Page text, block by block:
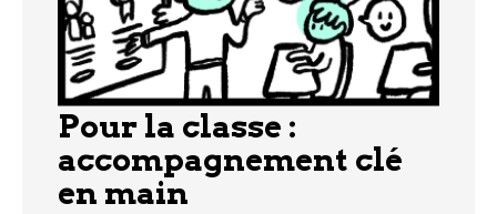
Pour la classe :
accompagnement clé
en main